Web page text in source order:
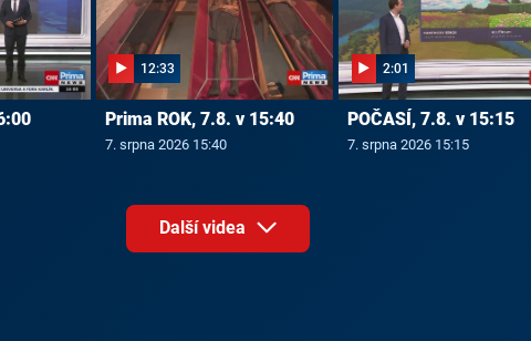
12:33
Prima ROK, 7.8. v 15:40
7. srpna 2026 15:40
2:01
POČASÍ, 7.8. v 15:15
7. srpna 2026 15:15
Další videa